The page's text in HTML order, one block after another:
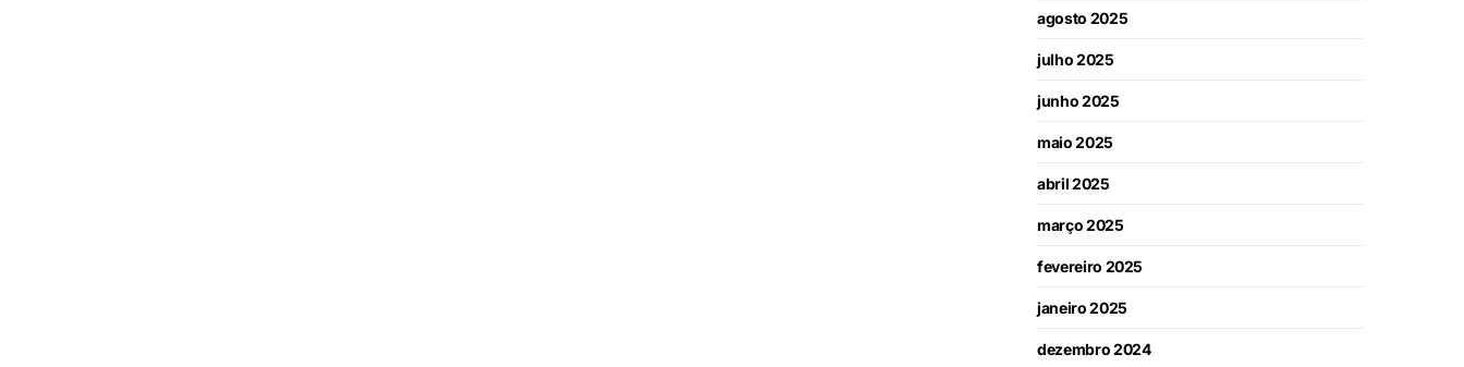
agosto 2025
julho 2025
junho 2025
maio 2025
abril 2025
março 2025
fevereiro 2025
janeiro 2025
dezembro 2024